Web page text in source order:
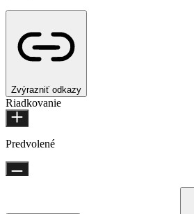
Zvýrazniť odkazy
Riadkovanie
Predvolené